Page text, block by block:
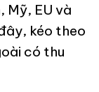
EU và
kéo theo
có thu